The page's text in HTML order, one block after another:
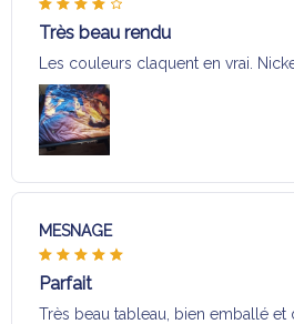
Très beau rendu
Les couleurs claquent en vrai.
MESNAGE
Parfait
Très beau tableau, bien emballé et